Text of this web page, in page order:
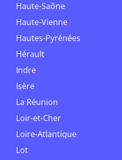
Haute-Saône
Haute-Vienne
Hautes-Pyrénées
Hérault
Indre
Isère
La Réunion
Loir-et-Cher
Loire-Atlantique
Lot